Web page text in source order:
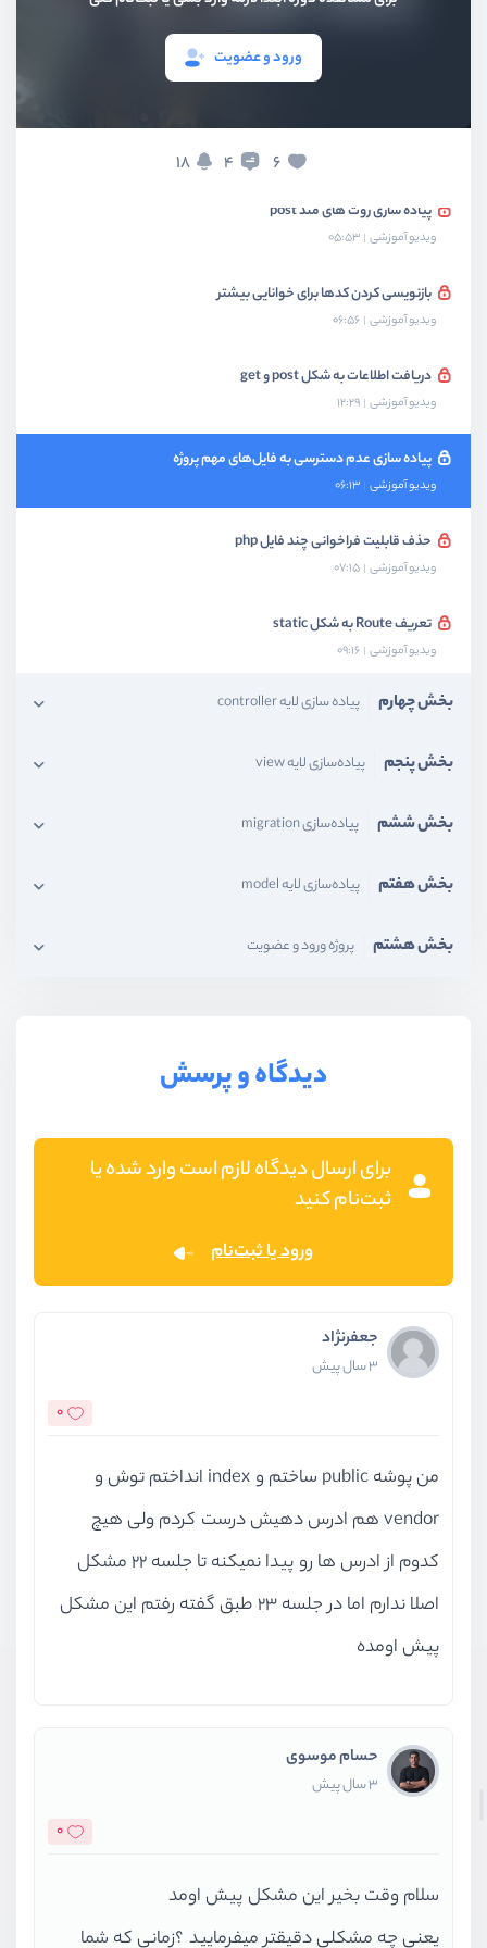
ورود و عضویت
6
4
18
مروری بر پیاده سازی روت های پویا
عبارات باقاعده برای روت های پویا
پیاده سازی روت های متد post
ویدیو آموزشی 05:53
بازنویسی کردن کدها برای خوانایی بیشتر
ویدیو آموزشی 06:56
دریافت اطلاعات به شکل post و get
ویدیو آموزشی 12:29
پیاده سازی عدم دسترسی به فایل‌های مهم پروژه
ویدیو آموزشی 06:13
حذف قابلیت فراخوانی چند فایل php
ویدیو آموزشی 07:15
تعریف Route به شکل static
ویدیو آموزشی 09:16
بخش چهارم پیاده سازی لایه controller
بخش پنجم پیاده‌سازی لایه view
بخش ششم پیاده‌سازی migration
بخش هفتم پیاده‌سازی لایه model
بخش هشتم پروژه ورود و عضویت
دیدگاه و پرسش
برای ارسال دیدگاه لازم است وارد شده یا
ثبت‌نام کنید
ورود یا ثبت‌نام
جعفرنژاد
3 سال پیش
0
من پوشه public ساختم و index انداختم توش و
vendor هم ادرس دهیش درست کردم ولی هیچ
کدوم از ادرس ها رو پیدا نمیکنه تا جلسه 22 مشکل
اصلا ندارم اما در جلسه 23 طبق گفته رفتم این مشکل
پیش اومده
حسام موسوی
3 سال پیش
0
سلام وقت بخیر این مشکل پیش اومد
یعنی چه مشکلی دقیقتر میفرمایید ؟زمانی که شما